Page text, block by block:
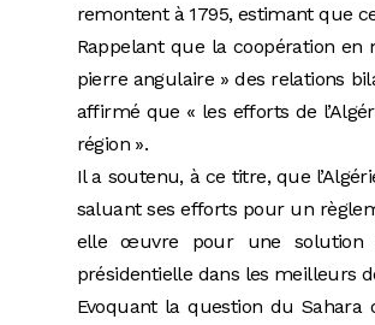
remontent à 1795, estimant que
Rappelant que la coopération
pierre angulaire » des relations
affirmé que « les efforts de
région ».
Il a soutenu, à ce titre, que
saluant ses efforts pour un
elle œuvre pour une solution
présidentielle dans les meilleurs
Evoquant la question du Sahara